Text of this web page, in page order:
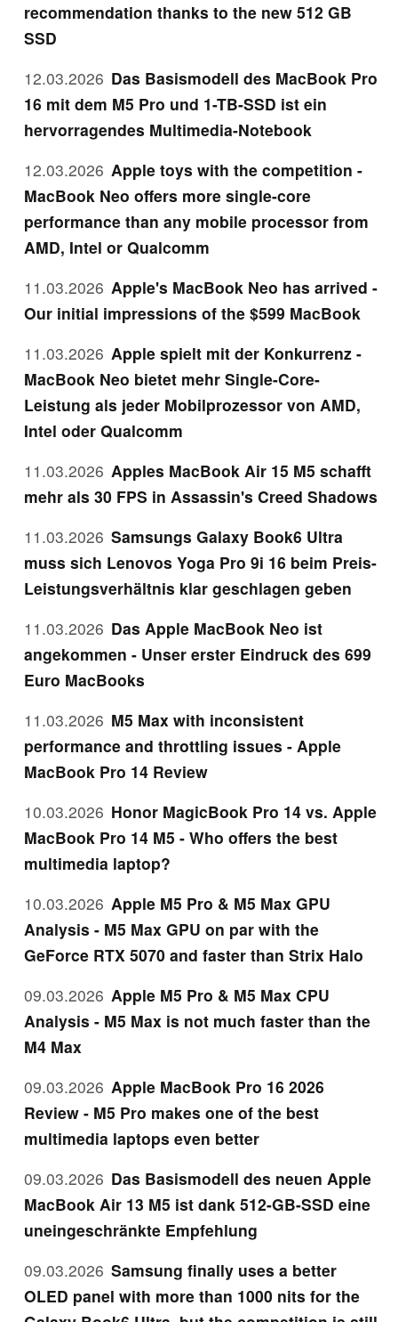
recommendation thanks to the new 512 GB
SSD
12.03.2026 Das Basismodell des MacBook Pro
16 mit dem M5 Pro und 1-TB-SSD ist ein
hervorragendes Multimedia-Notebook
12.03.2026 Apple toys with the competition -
MacBook Neo offers more single-core
performance than any mobile processor from
AMD, Intel or Qualcomm
11.03.2026 Apple's MacBook Neo has arrived -
Our initial impressions of the $599 MacBook
11.03.2026 Apple spielt mit der Konkurrenz -
MacBook Neo bietet mehr Single-Core-
Leistung als jeder Mobilprozessor von AMD,
Intel oder Qualcomm
11.03.2026 Apples MacBook Air 15 M5 schafft
mehr als 30 FPS in Assassin's Creed Shadows
11.03.2026 Samsungs Galaxy Book6 Ultra
muss sich Lenovos Yoga Pro 9i 16 beim Preis-
Leistungsverhältnis klar geschlagen geben
11.03.2026 Das Apple MacBook Neo ist
angekommen - Unser erster Eindruck des 699
Euro MacBooks
11.03.2026 M5 Max with inconsistent
performance and throttling issues - Apple
MacBook Pro 14 Review
10.03.2026 Honor MagicBook Pro 14 vs. Apple
MacBook Pro 14 M5 - Who offers the best
multimedia laptop?
10.03.2026 Apple M5 Pro & M5 Max GPU
Analysis - M5 Max GPU on par with the
GeForce RTX 5070 and faster than Strix Halo
09.03.2026 Apple M5 Pro & M5 Max CPU
Analysis - M5 Max is not much faster than the
M4 Max
09.03.2026 Apple MacBook Pro 16 2026
Review - M5 Pro makes one of the best
multimedia laptops even better
09.03.2026 Das Basismodell des neuen Apple
MacBook Air 13 M5 ist dank 512-GB-SSD eine
uneingeschränkte Empfehlung
09.03.2026 Samsung finally uses a better
OLED panel with more than 1000 nits for the